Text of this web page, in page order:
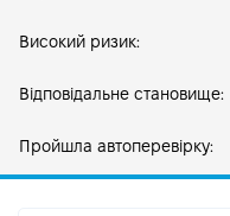
Високий ризик:
Відповідальне становище:
Пройшла автоперевірку: